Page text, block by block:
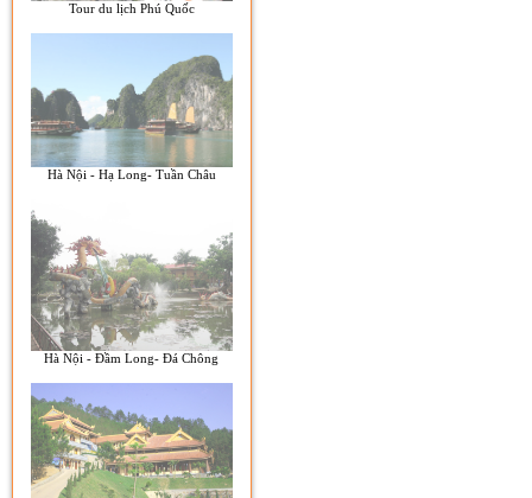
Tour du lịch Phú Quốc
Hà Nội - Hạ Long- Tuần Châu
Hà Nội - Đầm Long- Đá Chông